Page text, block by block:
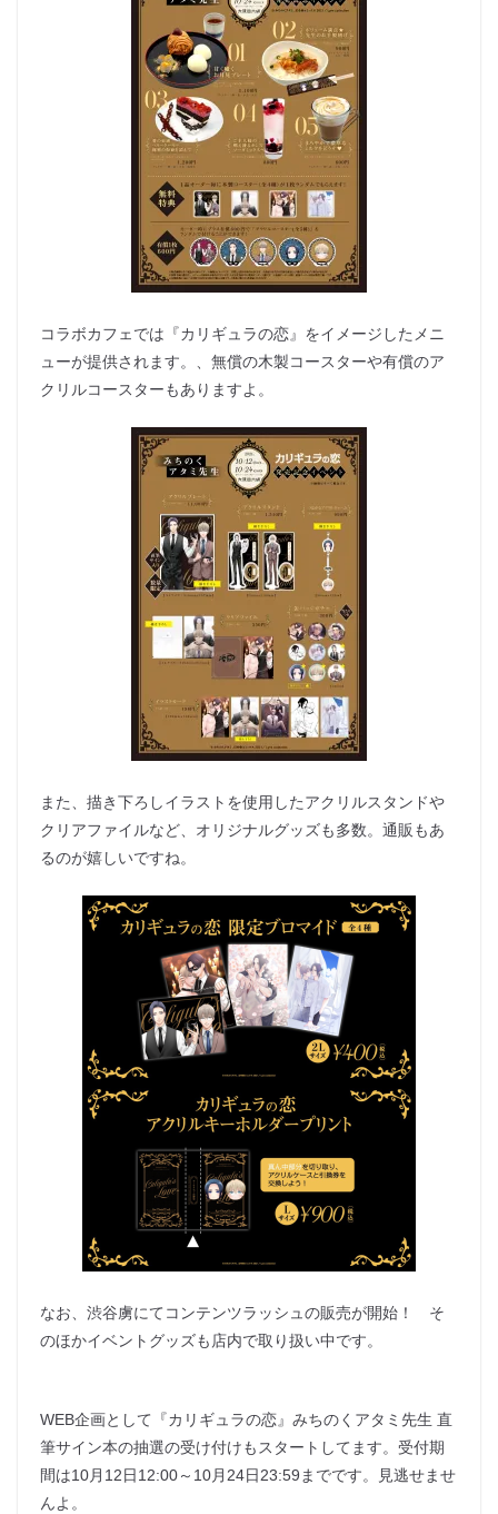
コラボカフェでは『カリギュラの恋』をイメージしたメニ
ューが提供されます。、無償の木製コースターや有償のア
クリルコースターもありますよ。
また、描き下ろしイラストを使用したアクリルスタンドや
クリアファイルなど、オリジナルグッズも多数。通販もあ
るのが嬉しいですね。
なお、渋谷虜にてコンテンツラッシュの販売が開始！ そ
のほかイベントグッズも店内で取り扱い中です。
WEB企画として『カリギュラの恋』みちのくアタミ先生 直
筆サイン本の抽選の受け付けもスタートしてます。受付期
間は10月12日12:00～10月24日23:59までです。見逃せませ
んよ。